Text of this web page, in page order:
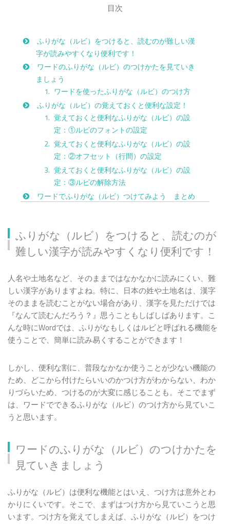
目次
ふりがな（ルビ）をつけると、読むのが難しい漢
字が読みやすくなり便利です！
ワードのふりがな（ルビ）のつけかたを見ていき
ましょう
ワードを使ったふりがな（ルビ）のつけ方
ふりがな（ルビ）の覚えておくと便利な設定！
覚えておくと便利なふりがな（ルビ）の設
定：①ルビのフォントの設定
覚えておくと便利なふりがな（ルビ）の設
定：②オフセット（行間）の設定
覚えておくと便利なふりがな（ルビ）の設
定：③ルビの解除方法
ワードでふりがな（ルビ）つけてみよう まとめ
ふりがな（ルビ）をつけると、読むのが
難しい漢字が読みやすくなり便利です！
人名や土地名など、そのままではなかなかに読みにくい、難
しい漢字がありますよね。特に、日本の姓や土地名は、漢字
そのままを読むことがない場合があり、漢字を見ただけでは
『なんて読むんだろう？』思うこともしばしばあります。こ
んな時にWordでは、ふりがなもしくはルビと呼ばれる機能を
使うことで、簡単に読み易くすることができます！
しかし、便利な割に、普段なかなか使うことが少ない機能の
ため、どこから付けたらいいのかつけ方がわからない、わか
りづらいため、つけるのが大変に感じることも。そこでまず
は、ワードでできるふりがな（ルビ）のつけ方から見ていこ
うと思います。
ワードのふりがな（ルビ）のつけかたを
見ていきましょう
ふりがな（ルビ）は便利な機能とはいえ、つけ方は意外とわ
かりにくいです。そこで、まずはつけ方から見ていこうと思
います。つけ方を覚えてしまえば、ふりがな（ルビ）をつけ